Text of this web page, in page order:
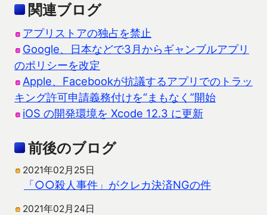
関連ブログ
アプリストアの独占を禁止
Google、日本などで3月からギャンブルアプリ
のポリシーを改定
Apple、Facebookが抗議するアプリでのトラッ
キング許可申請義務付けを“まもなく”開始
iOS の開発環境を Xcode 12.3 に更新
前後のブログ
2021年02月25日
「○○殺人事件」がクレカ決済NGの件
2021年02月24日